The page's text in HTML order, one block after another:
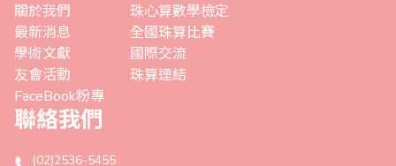
關於我們
最新消息
學術文獻
友會活動
FaceBook粉專
珠心算數學檢定
全國珠算比賽
國際交流
珠算連結
聯絡我們
(02)2536-5455